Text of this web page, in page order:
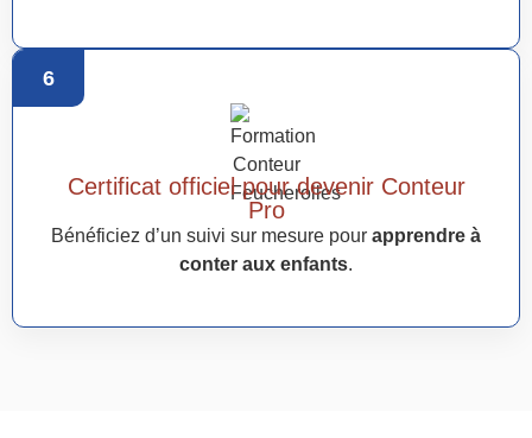
6
Certificat officiel pour devenir Conteur
Pro
Bénéficiez d’un suivi sur mesure pour apprendre à
conter aux enfants.